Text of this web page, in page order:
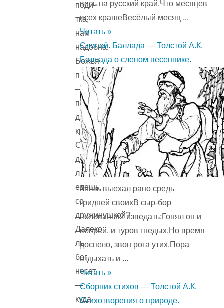
поди-
тка,
нам
надобна.
Божья
помощь
—
пахать
да
крестьянствовать.
Сам
далеко
ль
едешь,
со
дружинушкой?
Далеко
ль
бог
несет,
—
куда
весь на русский край,Что месяцев
всех крашеВесёлый месяц ...
Читать »
Слепой. Баллада — Толстой А.К.
Баллада о слепом песеннике.
Князь выехал рано средь
гридней своихВ сыр-бор
полеванья2 изведать;Гонял он и
вепрей, и туров гнедых,Но время
доспело, звон рога утих,Пора
отдыхать и ...
Читать »
Сборник стихов — Толстой А.К.
Стихотворения о природе.